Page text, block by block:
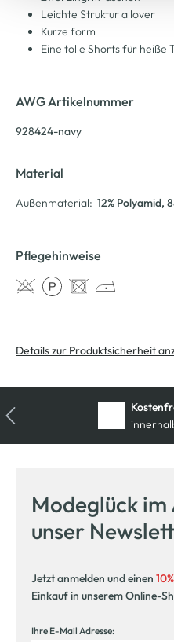
Leichte Struktur allover
Kurze form
Eine tolle Shorts für heiße
AWG Artikelnummer
928424-navy
Material
Außenmaterial: 12% Polyamid,
Pflegehinweise
Details zur Produktsicherheit
Modeglück im
unser
Jetzt anmelden und einen
Einkauf in unserem Online-
Ihre E-Mail Adresse: